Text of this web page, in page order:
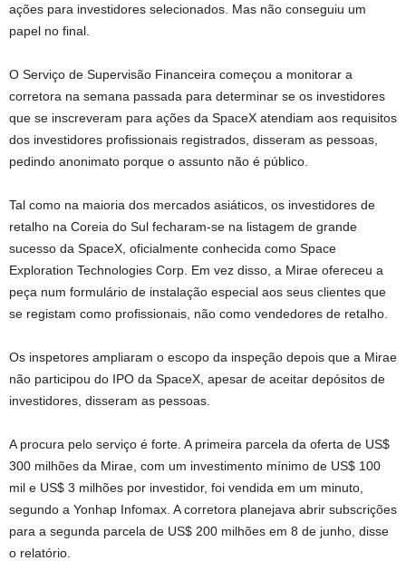
ações para investidores selecionados. Mas não conseguiu um
papel no final.
O Serviço de Supervisão Financeira começou a monitorar a
corretora na semana passada para determinar se os investidores
que se inscreveram para ações da SpaceX atendiam aos requisitos
dos investidores profissionais registrados, disseram as pessoas,
pedindo anonimato porque o assunto não é público.
Tal como na maioria dos mercados asiáticos, os investidores de
retalho na Coreia do Sul fecharam-se na listagem de grande
sucesso da SpaceX, oficialmente conhecida como Space
Exploration Technologies Corp. Em vez disso, a Mirae ofereceu a
peça num formulário de instalação especial aos seus clientes que
se registam como profissionais, não como vendedores de retalho.
Os inspetores ampliaram o escopo da inspeção depois que a Mirae
não participou do IPO da SpaceX, apesar de aceitar depósitos de
investidores, disseram as pessoas.
A procura pelo serviço é forte. A primeira parcela da oferta de US$
300 milhões da Mirae, com um investimento mínimo de US$ 100
mil e US$ 3 milhões por investidor, foi vendida em um minuto,
segundo a Yonhap Infomax. A corretora planejava abrir subscrições
para a segunda parcela de US$ 200 milhões em 8 de junho, disse
o relatório.